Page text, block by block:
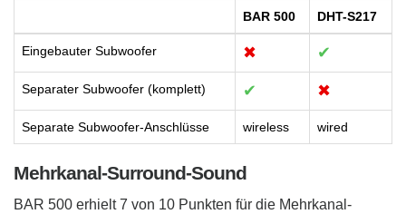
BAR 500 DHT-S217
Eingebauter Subwoofer ✖ ✔
Separater Subwoofer (komplett) ✔ ✖
Separate Subwoofer-Anschlüsse wireless wired
Mehrkanal-Surround-Sound
BAR 500 erhielt 7 von 10 Punkten für die Mehrkanal-